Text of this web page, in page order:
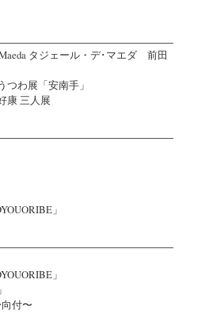
Maeda タジェール・デ･マエダ 前田
つわ展「安南手」
康 三人展
」
」
付〜